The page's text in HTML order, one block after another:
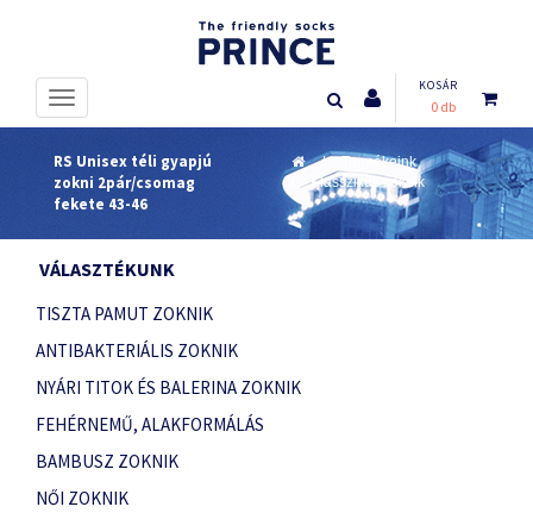
KOSÁR
0 db
RS Unisex téli gyapjú
zokni 2pár/csomag
fekete 43-46
Termékeink
Klasszikus zoknik
VÁLASZTÉKUNK
TISZTA PAMUT ZOKNIK
ANTIBAKTERIÁLIS ZOKNIK
NYÁRI TITOK ÉS BALERINA ZOKNIK
FEHÉRNEMŰ, ALAKFORMÁLÁS
BAMBUSZ ZOKNIK
NŐI ZOKNIK